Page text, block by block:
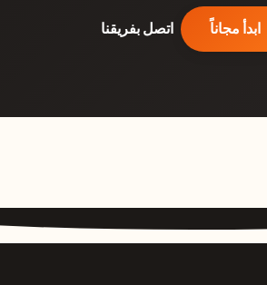
ابدأ مجاناً اتصل بفريقنا